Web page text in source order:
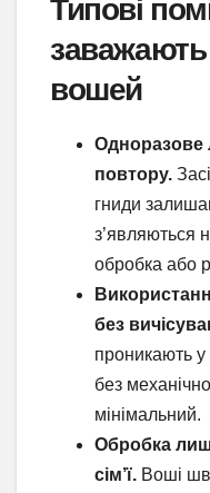
Типові
вошей
Одноразове
повтору.
гниди
з’являються
обробка або
без
проникають
без
мінімальний.
Обробка
сім’ї. Воші